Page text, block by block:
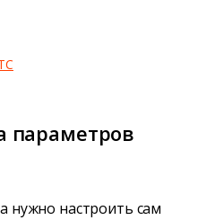
параметров
нужно настроить сам